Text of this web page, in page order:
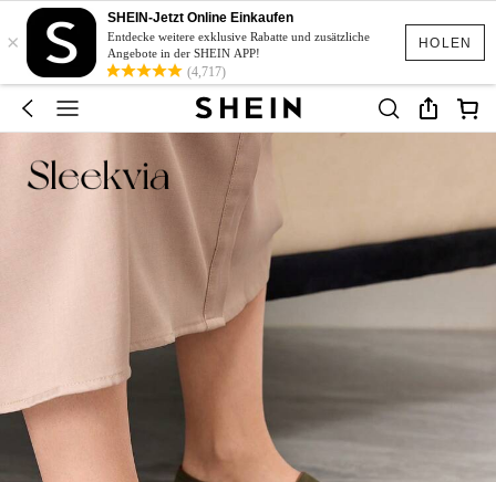
HOLEN
×
SHEIN-Jetzt Online Einkaufen
Entdecke weitere exklusive Rabatte und zusätzliche
Angebote in der SHEIN APP!
(4,717)